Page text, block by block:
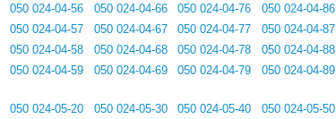
050 024-04-56
050 024-04-57
050 024-04-58
050 024-04-59
050 024-04-66
050 024-04-67
050 024-04-68
050 024-04-69
050 024-04-76
050 024-04-77
050 024-04-78
050 024-04-79
050 024-04-86
050 024-04-87
050 024-04-88
050 024-04-89
050 024-05-20
050 024-05-30
050 024-05-40
050 024-05-50